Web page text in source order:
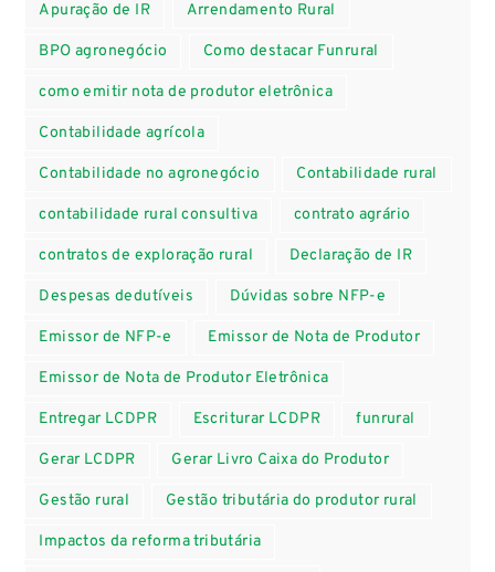
Apuração de IR Arrendamento Rural
BPO agronegócio Como destacar Funrural
como emitir nota de produtor eletrônica
Contabilidade agrícola
Contabilidade no agronegócio Contabilidade rural
contabilidade rural consultiva contrato agrário
contratos de exploração rural Declaração de IR
Despesas dedutíveis Dúvidas sobre NFP-e
Emissor de NFP-e Emissor de Nota de Produtor
Emissor de Nota de Produtor Eletrônica
Entregar LCDPR Escriturar LCDPR funrural
Gerar LCDPR Gerar Livro Caixa do Produtor
Gestão rural Gestão tributária do produtor rural
Impactos da reforma tributária